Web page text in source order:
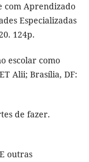
com Aprendizado
Especializadas
124p.
escolar como
Alii; Brasília, DF:
de fazer.
outras